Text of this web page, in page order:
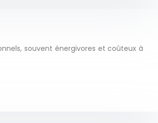
souvent énergivores et coûteux à